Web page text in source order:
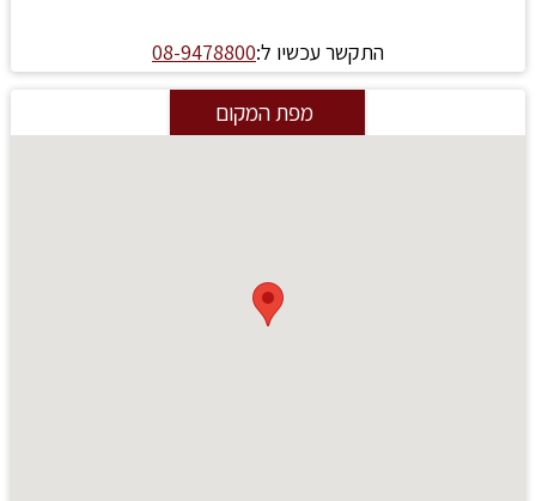
התקשר עכשיו ל:08-9478800
מפת המקום